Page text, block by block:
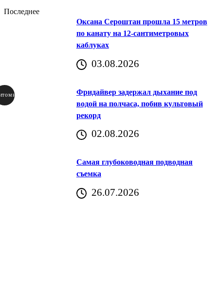
Последнее
Оксана Сероштан прошла 15 метров
по канату на 12-сантиметровых
каблуках
03.08.2026
Фридайвер задержал дыхание под
водой на полчаса, побив культовый
рекорд
02.08.2026
Самая глубоководная подводная
съемка
26.07.2026